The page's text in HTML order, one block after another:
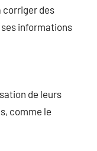
corriger des
informations
de leurs
comme le